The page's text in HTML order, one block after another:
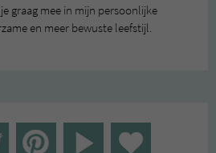
graag mee in mijn persoonlijke
en meer bewuste leefstijl.